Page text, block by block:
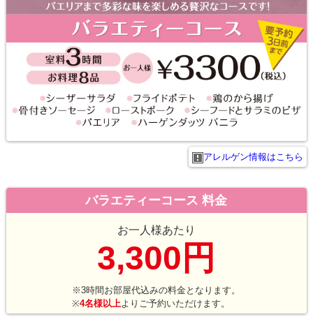
アレルゲン情報はこちら
バラエティーコース 料金
お一人様あたり
3,300円
※3時間お部屋代込みの料金となります。
※4名様以上よりご予約いただけます。